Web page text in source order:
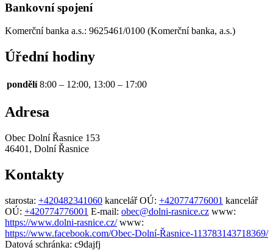
Bankovní spojení
Komerční banka a.s.: 9625461/0100 (Komerční banka, a.s.)
Úřední hodiny
pondělí 8:00 – 12:00, 13:00 – 17:00
Adresa
Obec Dolní Řasnice 153
46401, Dolní Řasnice
Kontakty
starosta: +420482341060 kancelář OÚ: +420774776001 kancelář
OÚ: +420774776001 E-mail: obec@dolni-rasnice.cz www:
https://www.dolni-rasnice.cz/ www:
https://www.facebook.com/Obec-Dolní-Řasnice-113783143718369/
Datová schránka: c9dajfj